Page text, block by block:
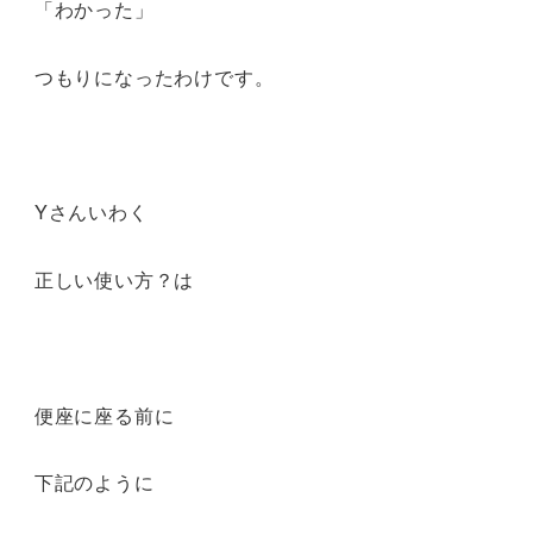
「わかった」
つもりになったわけです。
Yさんいわく
正しい使い方？は
便座に座る前に
下記のように